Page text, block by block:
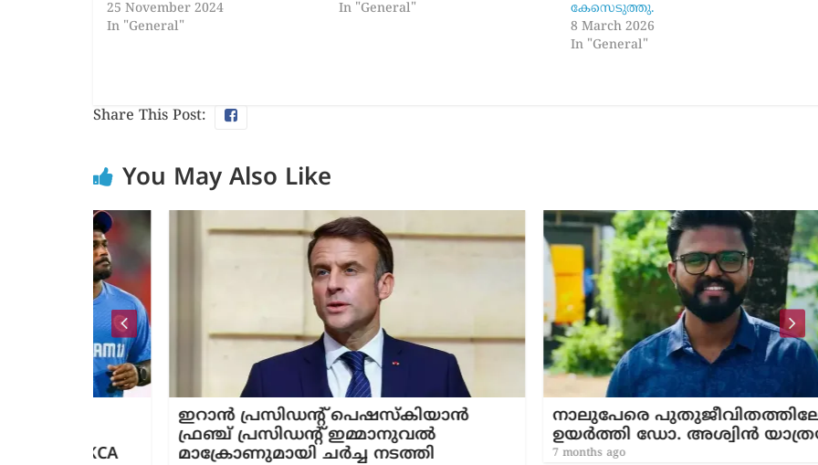
25 November 2024
In "General"
In "General"
കേസെടുത്തു.
8 March 2026
In "General"
Share This Post:
You May Also Like
ഇറാൻ പ്രസിഡന്റ് പെഷസ്‌കിയാൻ
ഫ്രഞ്ച് പ്രസിഡന്റ് ഇമ്മാനുവൽ
മാക്രോണുമായി ചർച്ച നടത്തി
നാലുപേരെ പുതുജീവിതത്തിലേക്ക്
ഉയർത്തി ഡോ. അശ്വിൻ യാത്രയായി
7 months ago